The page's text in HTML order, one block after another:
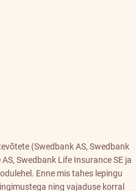
(Swedbank AS, Swedbank
Swedbank Life Insurance SE ja
Enne mis tahes lepingu
ning vajaduse korral